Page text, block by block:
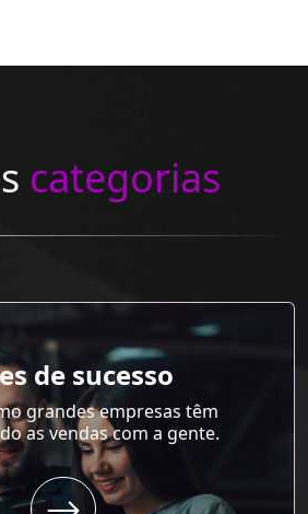
categorias
de sucesso
grandes empresas têm
as vendas com a gente.